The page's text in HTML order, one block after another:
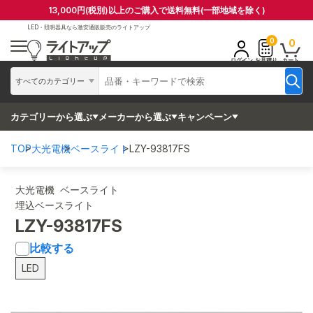
13,000円(税別)以上のご購入で送料無料(一部地域を除く)
LED・照明器具なら激安通販販売のライトアップ
すべてのカテゴリー
ログイン
0
お見積り
0
カート
カテゴリーから選ぶ メーカーから選ぶ キャンペーン
TOP大光電機ベースライトLZY-93817FS
大光電機 ベースライト
埋込ベースライト
LZY-93817FS
比較する
LED